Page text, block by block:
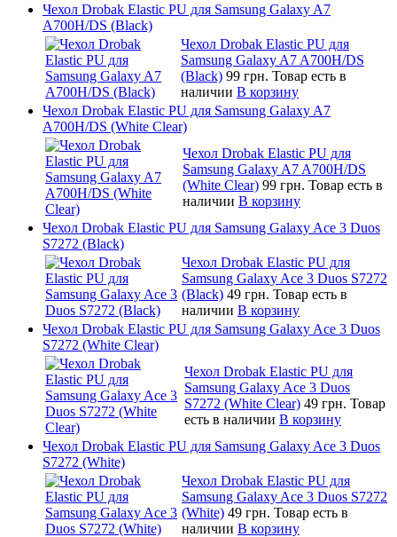
Чехол Drobak Elastic PU для Samsung Galaxy A7
A700H/DS (Black)
Чехол Drobak Elastic PU для
Samsung Galaxy A7 A700H/DS
(Black) 99 грн. Товар есть в
наличии В корзину
Чехол Drobak Elastic PU для Samsung Galaxy A7
A700H/DS (White Clear)
Чехол Drobak Elastic PU для
Samsung Galaxy A7 A700H/DS
(White Clear) 99 грн. Товар есть в
наличии В корзину
Чехол Drobak Elastic PU для Samsung Galaxy Ace 3 Duos
S7272 (Black)
Чехол Drobak Elastic PU для
Samsung Galaxy Ace 3 Duos S7272
(Black) 49 грн. Товар есть в
наличии В корзину
Чехол Drobak Elastic PU для Samsung Galaxy Ace 3 Duos
S7272 (White Clear)
Чехол Drobak Elastic PU для
Samsung Galaxy Ace 3 Duos
S7272 (White Clear) 49 грн. Товар
есть в наличии В корзину
Чехол Drobak Elastic PU для Samsung Galaxy Ace 3 Duos
S7272 (White)
Чехол Drobak Elastic PU для
Samsung Galaxy Ace 3 Duos S7272
(White) 49 грн. Товар есть в
наличии В корзину